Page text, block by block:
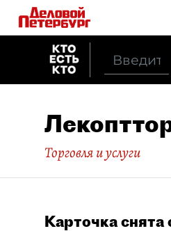
Торговля и услуги
Карточка снята